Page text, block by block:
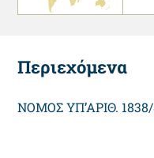
NΟΜΟΣ ΥΠ’ΑΡΙΘ.
Περιεχόμενα